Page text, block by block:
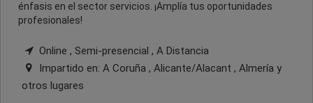
énfasis en el sector servicios. ¡Amplía tus oportunidades
profesionales!
Online , Semi-presencial , A Distancia
Impartido en: A Coruña , Alicante/Alacant , Almería y
otros lugares